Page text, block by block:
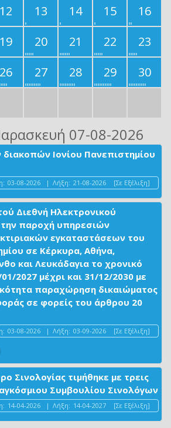
12 13 14 15
16
19 20 21 22
23
26 27 28 29
30
07-08-2026
Ιονίου Πανεπιστημίου
03-08-2026 | Λήξη: 21-08-2026 [Σε Εξέλιξη]
Διεθνή Ηλεκτρονικού
την παροχή υπηρεσιών
εγκαταστάσεων του
σε Κέρκυρα, Αθήνα,
και Λευκάδαγια το χρονικό
2027 μέχρι και 31/12/2030 με
παραχώρηση δικαιώματος
σε φορείς του άρθρου 20
03-08-2026 | Λήξη: 03-09-2026 [Σε Εξέλιξη]
Σινολογίας τιμήθηκε με τρεις
Συμβουλίου Σινολόγων
14-04-2026 | Λήξη: 14-04-2027 [Σε Εξέλιξη]